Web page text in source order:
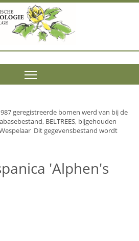
geregistreerde bomen werd van bij de
BELTREES, bijgehouden
Dit gegevensbestand wordt
'Alphen's